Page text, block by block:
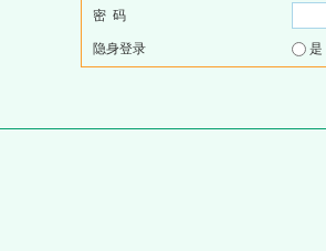
密 码
隐身登录